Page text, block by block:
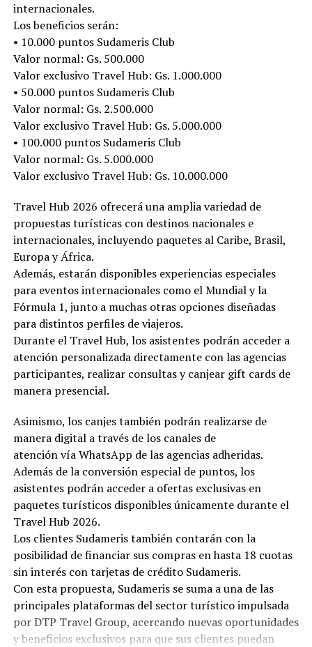
internacionales.
Los beneficios serán:
• 10.000 puntos Sudameris Club
Valor normal: Gs. 500.000
Valor exclusivo Travel Hub: Gs. 1.000.000
• 50.000 puntos Sudameris Club
Valor normal: Gs. 2.500.000
Valor exclusivo Travel Hub: Gs. 5.000.000
• 100.000 puntos Sudameris Club
Valor normal: Gs. 5.000.000
Valor exclusivo Travel Hub: Gs. 10.000.000
Travel Hub 2026 ofrecerá una amplia variedad de
propuestas turísticas con destinos nacionales e
internacionales, incluyendo paquetes al Caribe, Brasil,
Europa y África.
Además, estarán disponibles experiencias especiales
para eventos internacionales como el Mundial y la
Fórmula 1, junto a muchas otras opciones diseñadas
para distintos perfiles de viajeros.
Durante el Travel Hub, los asistentes podrán acceder a
atención personalizada directamente con las agencias
participantes, realizar consultas y canjear gift cards de
manera presencial.
Asimismo, los canjes también podrán realizarse de
manera digital a través de los canales de
atención vía WhatsApp de las agencias adheridas.
Además de la conversión especial de puntos, los
asistentes podrán acceder a ofertas exclusivas en
paquetes turísticos disponibles únicamente durante el
Travel Hub 2026.
Los clientes Sudameris también contarán con la
posibilidad de financiar sus compras en hasta 18 cuotas
sin interés con tarjetas de crédito Sudameris.
Con esta propuesta, Sudameris se suma a una de las
principales plataformas del sector turístico impulsada
por DTP Travel Group, acercando nuevas oportunidades
y beneficios exclusivos para que sus clientes puedan